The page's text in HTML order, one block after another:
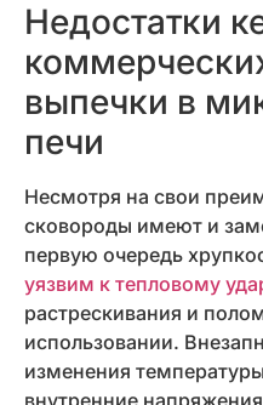
Недостатки
выпечки в
печи
Несмотря на свои
сковороды имеют и
первую очередь
уязвим к тепловому
растрескивания и
использовании.
изменения